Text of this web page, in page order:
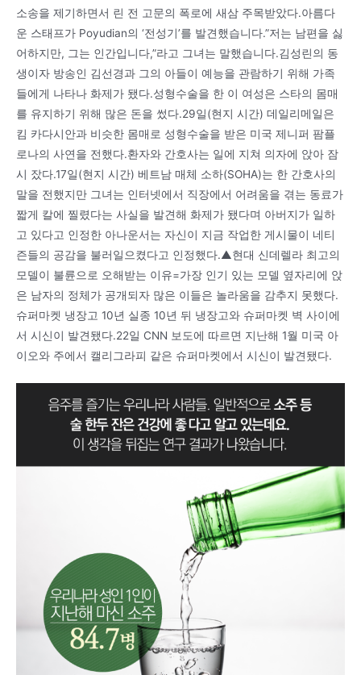
소송을 제기하면서 린 전 고문의 폭로에 새삼 주목받았다.아름다
운 스태프가 Poyudian의 ‘전성기’를 발견했습니다.”저는 남편을 싫
어하지만, 그는 인간입니다,”라고 그녀는 말했습니다.김성린의 동
생이자 방송인 김선경과 그의 아들이 예능을 관람하기 위해 가족
들에게 나타나 화제가 됐다.성형수술을 한 이 여성은 스타의 몸매
를 유지하기 위해 많은 돈을 썼다.29일(현지 시간) 데일리메일은
킴 카다시안과 비슷한 몸매로 성형수술을 받은 미국 제니퍼 팜플
로나의 사연을 전했다.환자와 간호사는 일에 지쳐 의자에 앉아 잠
시 잤다.17일(현지 시간) 베트남 매체 소하(SOHA)는 한 간호사의
말을 전했지만 그녀는 인터넷에서 직장에서 어려움을 겪는 동료가
짧게 칼에 찔렸다는 사실을 발견해 화제가 됐다며 아버지가 일하
고 있다고 인정한 아나운서는 자신이 지금 작업한 게시물이 네티
즌들의 공감을 불러일으켰다고 인정했다.▲현대 신데렐라 최고의
모델이 불륜으로 오해받는 이유=가장 인기 있는 모델 옆자리에 앉
은 남자의 정체가 공개되자 많은 이들은 놀라움을 감추지 못했다.
슈퍼마켓 냉장고 10년 실종 10년 뒤 냉장고와 슈퍼마켓 벽 사이에
서 시신이 발견됐다.22일 CNN 보도에 따르면 지난해 1월 미국 아
이오와 주에서 캘리그라피 같은 슈퍼마켓에서 시신이 발견됐다.